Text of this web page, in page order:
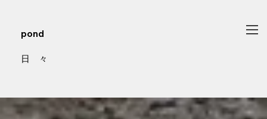
pond
日 々